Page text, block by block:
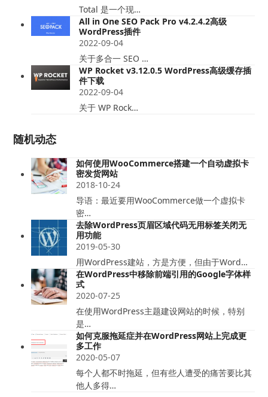
Total 是一个现…
All in One SEO Pack Pro v4.2.4.2高级
WordPress插件
2022-09-04
关于多合一 SEO …
WP Rocket v3.12.0.5 WordPress高级缓存插
件下载
2022-09-04
关于 WP Rock…
随机动态
如何使用WooCommerce搭建一个自动虚拟卡
密发货网站
2018-10-24
导语：最近要用WooCommerce做一个虚拟卡
密…
去除WordPress页眉区域代码无用标签关闭无
用功能
2019-05-30
用WordPress建站，方是方便，但由于Word…
在WordPress中移除前端引用的Google字体样
式
2020-07-25
在使用WordPress主题建设网站的时候，特别
是…
如何克服拖延症并在WordPress网站上完成更
多工作
2020-05-07
每个人都不时拖延，但有些人遭受的痛苦要比其
他人多得…